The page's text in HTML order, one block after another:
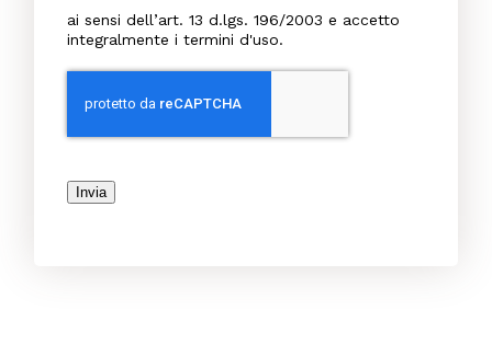
ai sensi dell’art. 13 d.lgs. 196/2003 e accetto
integralmente i termini d'uso.
Invia